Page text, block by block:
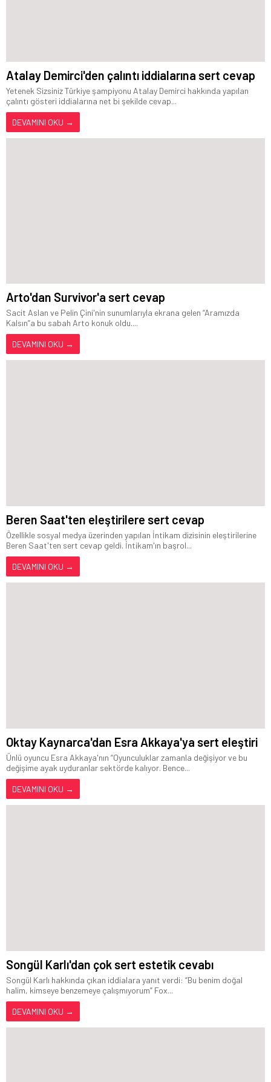
Atalay Demirci'den çalıntı iddialarına sert cevap
Yetenek Sizsiniz Türkiye şampiyonu Atalay Demirci hakkında yapılan
çalıntı gösteri iddialarına net bi şekilde cevap...
DEVAMINI OKU →
Arto'dan Survivor'a sert cevap
Sacit Aslan ve Pelin Çini'nin sunumlarıyla ekrana gelen “Aramızda
Kalsın”a bu sabah Arto konuk oldu....
DEVAMINI OKU →
Beren Saat'ten eleştirilere sert cevap
Özellikle sosyal medya üzerinden yapılan İntikam dizisinin eleştirilerine
Beren Saat'ten sert cevap geldi. İntikam'ın başrol...
DEVAMINI OKU →
Oktay Kaynarca'dan Esra Akkaya'ya sert eleştiri
Ünlü oyuncu Esra Akkaya'nın “Oyunculuklar zamanla değişiyor ve bu
değişime ayak uyduranlar sektörde kalıyor. Bence...
DEVAMINI OKU →
Songül Karlı'dan çok sert estetik cevabı
Songül Karlı hakkında çıkan iddialara yanıt verdi: “Bu benim doğal
halim, kimseye benzemeye çalışmıyorum” Fox...
DEVAMINI OKU →